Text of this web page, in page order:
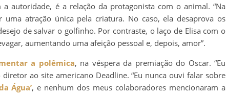
autoridade, é a relação da protagonista com o animal. “Na
uma atração única pela criatura. No caso, ela desaprova os
de salvar o golfinho. Por contraste, o laço de Elisa com o
aumentando uma afeição pessoal e, depois, amor”.
a polêmica, na véspera da premiação do Oscar. “Eu
ao site americano Deadline. “Eu nunca ouvi falar sobre
Água’, e nenhum dos meus colaboradores mencionaram a